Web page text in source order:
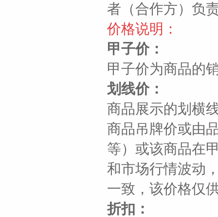
者（合作方）负
价格说明：
甲子价：
甲子价为商品的
划线价：
商品展示的划横
商品吊牌价或由
等）或该商品在
和市场行情波动
一致，该价格仅
折扣：